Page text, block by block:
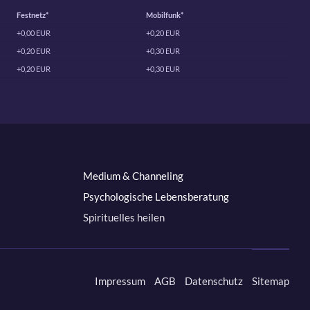
Festnetz*
Mobilfunk*
+0,00 EUR
+0,20 EUR
+0,20 EUR
+0,30 EUR
+0,20 EUR
+0,30 EUR
Medium & Channeling
Psychologische Lebensberatung
Spirituelles heilen
Impressum AGB Datenschutz Sitemap